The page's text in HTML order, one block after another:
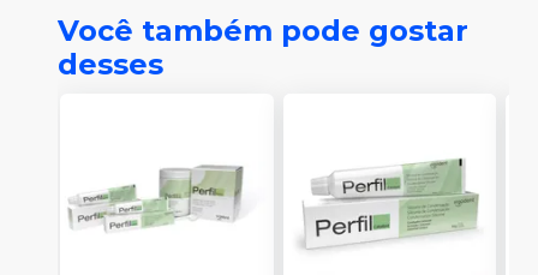
Você também pode gostar
desses